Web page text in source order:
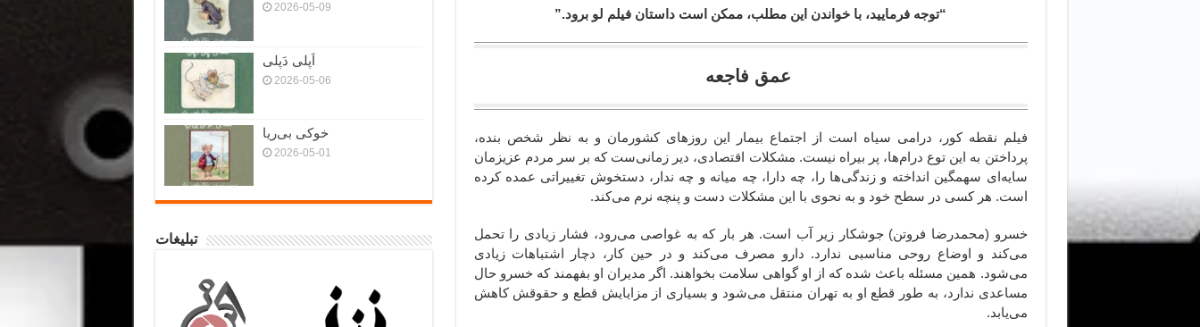
“توجه فرمایید،‌ با خواندن این مطلب، ممکن است داستان فیلم لو برود.”
فیلم نقطه کور، درامی سیاه است از اجتماع بیمار این روزهای کشورمان و به نظر شخص بنده،
پرداختن به این توع درام‌ها، پر بیراه نیست. مشکلات اقتصادی، دیر زمانی‌ست که بر سر مردم عزیزمان
سایه‌ای سهمگین انداخته و زندگی‌ها را، چه دارا، چه میانه و چه ندار، دستخوش تغییراتی عمده کرده
است. هر کسی در سطح خود و به نحوی با این مشکلات دست و پنچه نرم می‌کند.
خسرو (محمدرضا فروتن) جوشکار زیر آب است. هر بار که به غواصی می‌رود، فشار زیادی را تحمل
می‌کند و اوضاع روحی مناسبی ندارد. دارو مصرف می‌کند و در حین کار، دچار اشتباهات زیادی
می‌شود. همین مسئله باعث شده که از او گواهی سلامت بخواهند. اگر مدیران او بفهمند که خسرو حال
مساعدی ندارد، به طور قطع او به تهران منتقل می‌شود و بسیاری از مزایایش قطع و حقوقش کاهش
می‌یابد.
2026-05-09
اَپلی دَپلی
2026-05-06
خوکی بی‌ریا
2026-05-01
تبلیغات